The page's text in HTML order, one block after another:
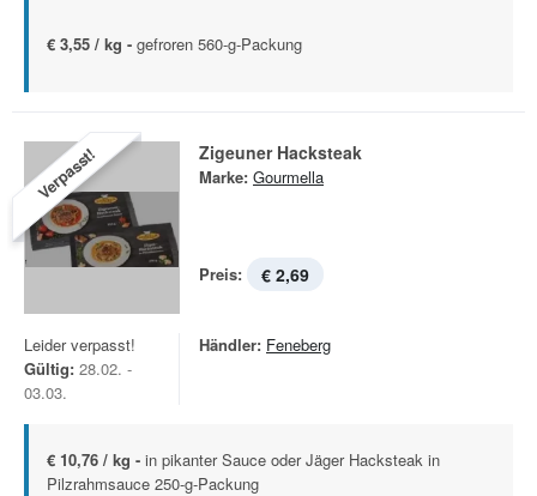
€ 3,55 / kg - gefroren 560-g-Packung
Verpasst! Zigeuner Hacksteak
Marke: Gourmella
Preis: € 2,69
Leider verpasst!
Gültig: 28.02. -
03.03.
Händler: Feneberg
€ 10,76 / kg - in pikanter Sauce oder Jäger Hacksteak in
Pilzrahmsauce 250-g-Packung